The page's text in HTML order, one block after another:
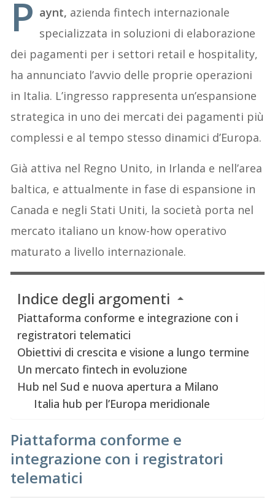
P aynt, azienda fintech internazionale
specializzata in soluzioni di elaborazione
dei pagamenti per i settori retail e hospitality,
ha annunciato l’avvio delle proprie operazioni
in Italia. L’ingresso rappresenta un’espansione
strategica in uno dei mercati dei pagamenti più
complessi e al tempo stesso dinamici d’Europa.
Già attiva nel Regno Unito, in Irlanda e nell’area
baltica, e attualmente in fase di espansione in
Canada e negli Stati Uniti, la società porta nel
mercato italiano un know-how operativo
maturato a livello internazionale.
Indice degli argomenti
Piattaforma conforme e integrazione con i
registratori telematici
Obiettivi di crescita e visione a lungo termine
Un mercato fintech in evoluzione
Hub nel Sud e nuova apertura a Milano
Italia hub per l’Europa meridionale
Piattaforma conforme e
integrazione con i registratori
telematici